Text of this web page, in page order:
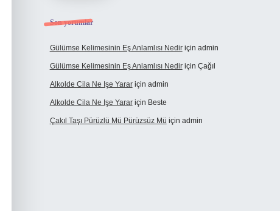
Son yorumlar
Gülümse Kelimesinin Eş Anlamlısı Nediriçin admin
Gülümse Kelimesinin Eş Anlamlısı Nediriçin Çağıl
Alkolde Cila Ne Işe Yarariçin admin
Alkolde Cila Ne Işe Yarariçin Beste
Çakıl Taşı Pürüzlü Mü Pürüzsüz Mü için admin